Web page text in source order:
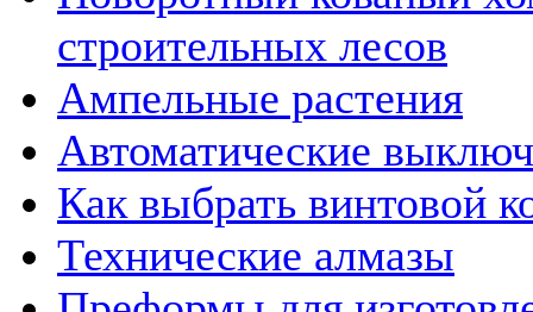
строительных лесов
Ампельные растения
Автоматические
Как выбрать винтовой
Технические алмазы